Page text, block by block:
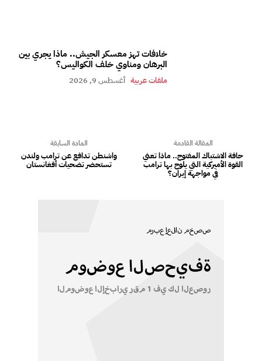
خلافات تهز معسكر الجيش.. ماذا يجري بين
البرهان ومناوي خلف الكواليس؟
ملفات عربية أغسطس 9, 2026
المادة السابقة
واشنطن تدافع عن ترامب ولندن
تستحضر تضحيات أفغانستان
المقالة القادمة
حافة الاشتباك المفتوح.. ماذا تعني
القوة الأميركية التي يلوح بها ترامب
في مواجهة إيران؟